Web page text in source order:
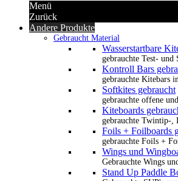
Menü
Zurück
Andere Produkte
Gebraucht Material
Wasserstartbare
gebrauchte Test- und
Kontroll Bars
gebrauchte Kitebars
Softkites gebraucht
gebrauchte offene
Kiteboards
gebrauchte Twintip-,
Foils + Foilboards
gebrauchte Foils +
Wings und
Gebrauchte Wings
Stand Up Paddle